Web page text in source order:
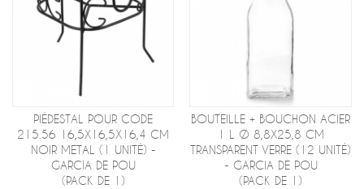
PIÉDESTAL POUR CODE
215.56 16,5X16,5X16,4 CM
NOIR METAL (1 UNITÉ) -
GARCIA DE POU
(PACK DE 1)
BOUTEILLE + BOUCHON ACIER
1 L Ø 8,8X25,8 CM
TRANSPARENT VERRE (12 UNITÉ)
- GARCIA DE POU
(PACK DE 1)